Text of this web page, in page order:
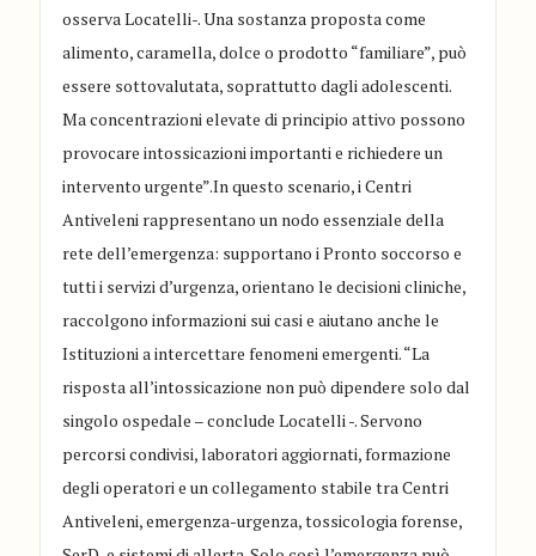
osserva Locatelli-. Una sostanza proposta come
alimento, caramella, dolce o prodotto “familiare”, può
essere sottovalutata, soprattutto dagli adolescenti.
Ma concentrazioni elevate di principio attivo possono
provocare intossicazioni importanti e richiedere un
intervento urgente”.In questo scenario, i Centri
Antiveleni rappresentano un nodo essenziale della
rete dell’emergenza: supportano i Pronto soccorso e
tutti i servizi d’urgenza, orientano le decisioni cliniche,
raccolgono informazioni sui casi e aiutano anche le
Istituzioni a intercettare fenomeni emergenti. “La
risposta all’intossicazione non può dipendere solo dal
singolo ospedale – conclude Locatelli -. Servono
percorsi condivisi, laboratori aggiornati, formazione
degli operatori e un collegamento stabile tra Centri
Antiveleni, emergenza-urgenza, tossicologia forense,